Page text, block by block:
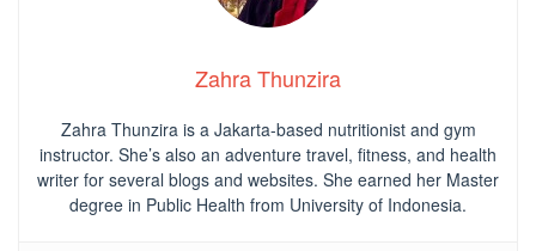
Zahra Thunzira
Zahra Thunzira is a Jakarta-based nutritionist and gym
instructor. She’s also an adventure travel, fitness, and health
writer for several blogs and websites. She earned her Master
degree in Public Health from University of Indonesia.